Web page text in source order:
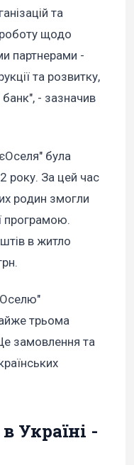
та
щодо
партнерами -
та розвитку,
- зазначив
була
року. За цей час
родин змогли
програмою.
в житло
трьома
замовлення та
Україні -